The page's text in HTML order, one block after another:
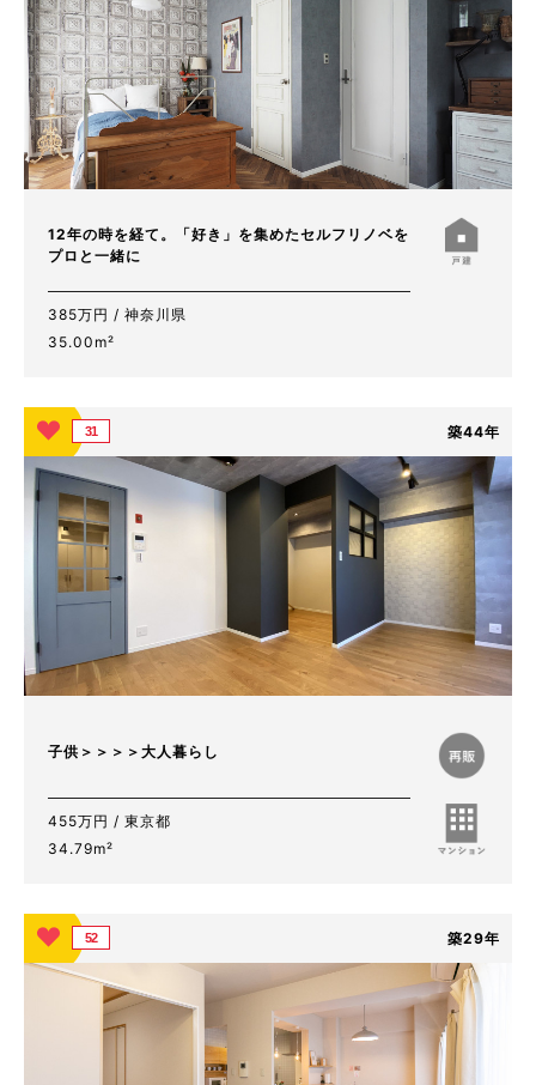
12年の時を経て。「好き」を集めたセルフリノベを
プロと一緒に
385万円 / 神奈川県
35.00m²
31 築44年
子供＞＞＞＞大人暮らし
455万円 / 東京都
34.79m²
52 築29年